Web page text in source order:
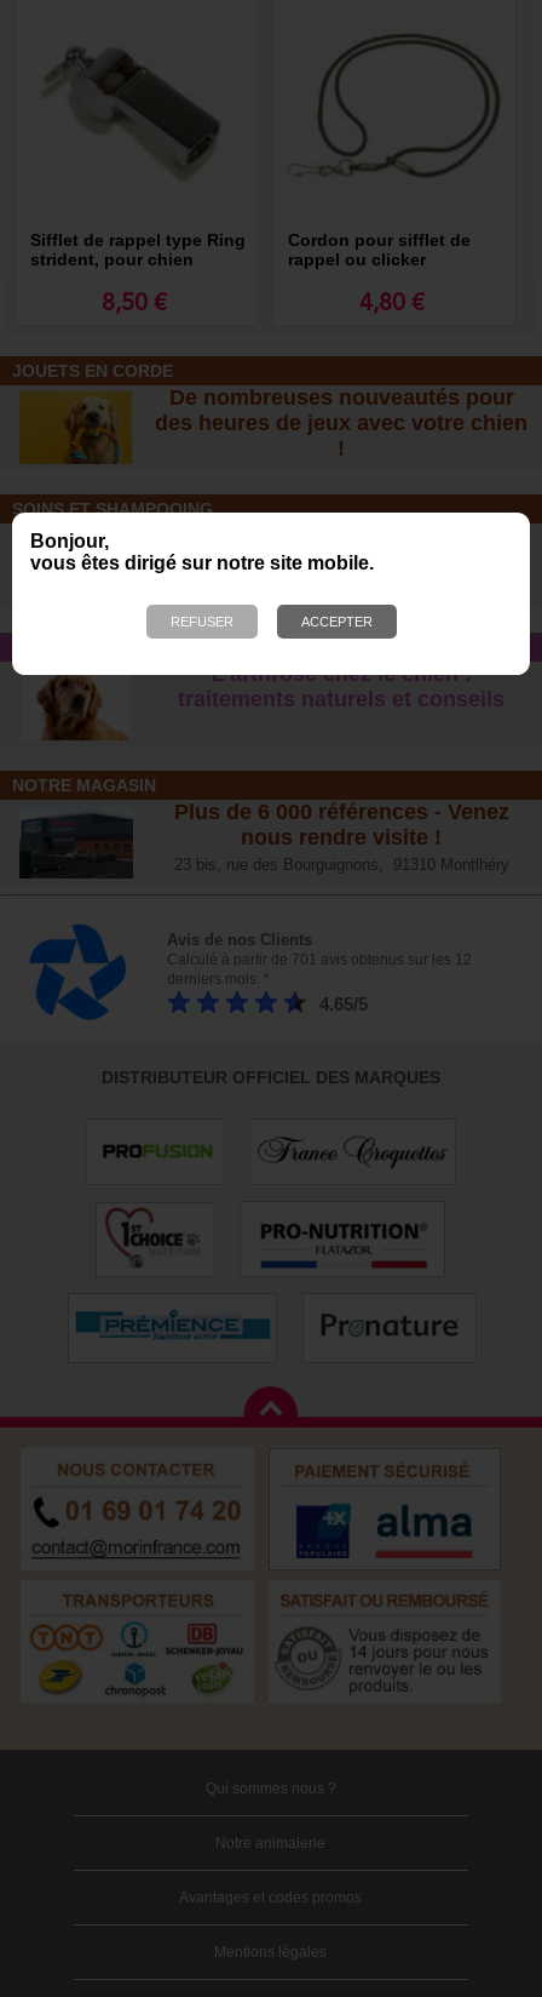
Bonjour,
vous êtes dirigé sur notre site mobile.
Sifflet de rappel type Ring
strident, pour chien
8,50 €
Cordon pour sifflet de
rappel ou clicker
4,80 €
JOUETS EN CORDE
De nombreuses nouveautés pour
des heures de jeux avec votre chien
!
SOINS ET SHAMPOOING
votre chien !
L’arthrose chez le chien :
traitements naturels et conseils
NOTRE MAGASIN
Plus de 6 000 références - Venez
nous rendre visite !
23 bis, rue des Bourguignons, 91310 Montlhéry
Avis de nos Clients
Calculé à partir de 701 avis obtenus sur les 12
derniers mois. *
4.65/5
DISTRIBUTEUR OFFICIEL DES MARQUES
Qui sommes nous ?
Notre animalerie
Avantages et codes promos
Mentions légales